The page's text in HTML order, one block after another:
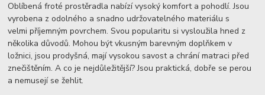
Oblíbená froté prostěradla nabízí vysoký komfort a pohodlí. Jsou
vyrobena z odolného a snadno udržovatelného materiálu s
velmi příjemným povrchem. Svou popularitu si vysloužila hned z
několika důvodů. Mohou být vkusným barevným doplňkem v
ložnici, jsou prodyšná, mají vysokou savost a chrání matraci před
znečištěním. A co je nejdůležitější? Jsou praktická, dobře se perou
a nemusejí se žehlit.